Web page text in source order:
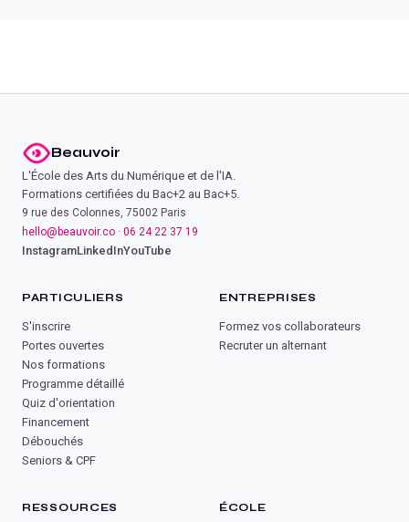
Beauvoir
L'École des Arts du Numérique et de l'IA.
Formations certifiées du Bac+2 au Bac+5.
9 rue des Colonnes, 75002 Paris
hello@beauvoir.co · 06 24 22 37 19
InstagramLinkedInYouTube
PARTICULIERS
S'inscrire
Portes ouvertes
Nos formations
Programme détaillé
Quiz d'orientation
Financement
Débouchés
Seniors & CPF
ENTREPRISES
Formez vos collaborateurs
Recruter un alternant
RESSOURCES ÉCOLE